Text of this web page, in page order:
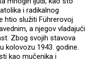
i radikalnog
htio služiti Führerovoj
a njegov vladajući
Zbog svojih stavova
kolovozu 1943. godine.
kao mučenika i